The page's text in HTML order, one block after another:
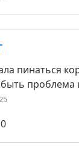
пинаться
проблема
0